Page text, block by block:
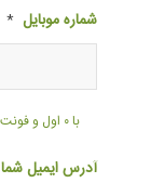
شماره موبایل *
با ۰ اول و فونت انگلیسی لطفا!
آدرس ایمیل شما